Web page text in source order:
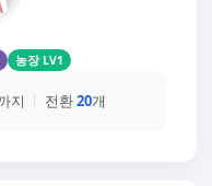
농장 LV1
지 전환20개